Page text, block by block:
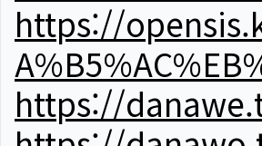
https://
https://